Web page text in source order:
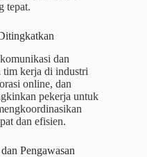
tepat.
dan
tim kerja di industri
online, dan
pekerja untuk
dan efisien.
Pengawasan